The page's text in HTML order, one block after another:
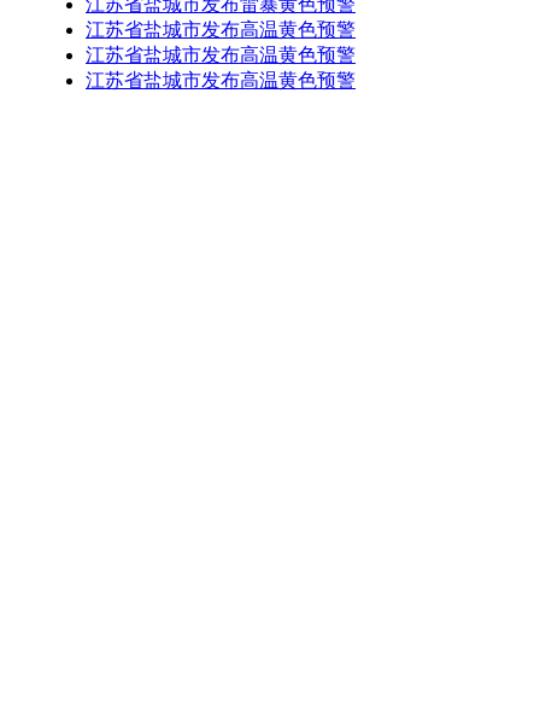
江苏省盐城市发布雷暴黄色预警
江苏省盐城市发布高温黄色预警
江苏省盐城市发布高温黄色预警
江苏省盐城市发布高温黄色预警